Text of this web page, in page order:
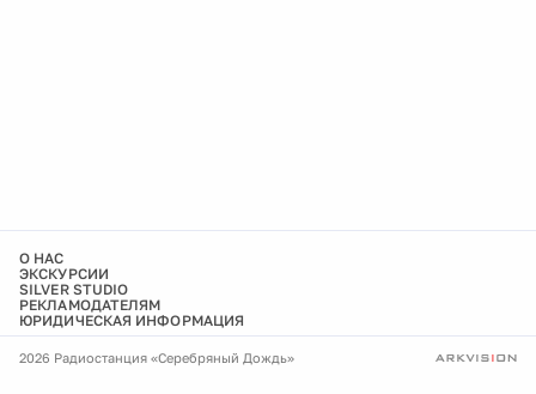
О НАС
ЭКСКУРСИИ
SILVER STUDIO
РЕКЛАМОДАТЕЛЯМ
ЮРИДИЧЕСКАЯ ИНФОРМАЦИЯ
2026 Радиостанция «Серебряный Дождь»